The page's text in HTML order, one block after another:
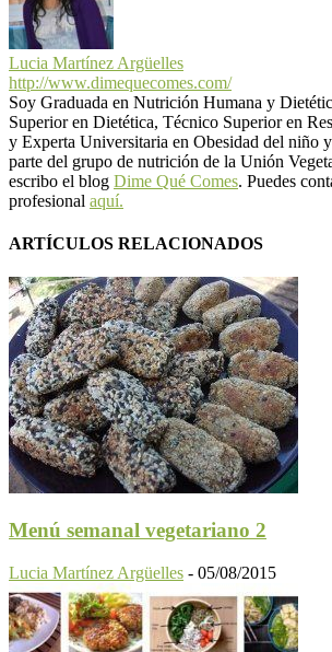
Lucia Martínez Argüelles
http://www.dimequecomes.com/
Soy Graduada en Nutrición Humana y
Superior en Dietética, Técnico Superior en
y Experta Universitaria en Obesidad del niño
parte del grupo de nutrición de la Unión
escribo el blog Dime Qué Comes. Puedes
profesional aquí.
ARTÍCULOS RELACIONADOS
Menú semanal vegetariano 2
Lucia Martínez Argüelles - 05/08/2015